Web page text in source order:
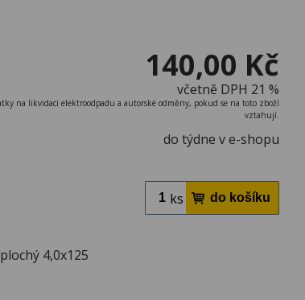
140,00 Kč
včetně DPH 21 %
na likvidaci elektroodpadu a autorské odměny, pokud se na toto zboží
vztahují.
do týdne v e-shopu
ks
4,0x125